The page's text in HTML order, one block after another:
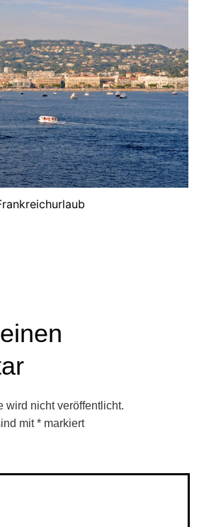
wird nicht veröffentlicht.
mit* markiert